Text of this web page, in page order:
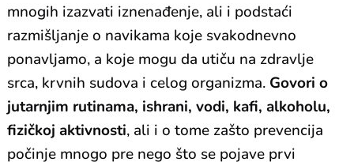
mnogih izazvati iznenađenje, ali i podstaći
razmišljanje o navikama koje svakodnevno
ponavljamo, a koje mogu da utiču na zdravlje
srca, krvnih sudova i celog organizma. Govori o
jutarnjim rutinama, ishrani, vodi, kafi, alkoholu,
fizičkoj aktivnosti, ali i o tome zašto prevencija
počinje mnogo pre nego što se pojave prvi